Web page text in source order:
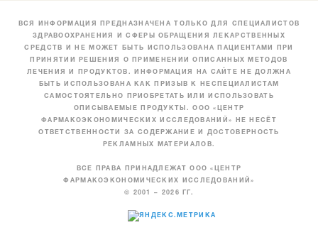
ВСЯ ИНФОРМАЦИЯ ПРЕДНАЗНАЧЕНА ТОЛЬКО ДЛЯ СПЕЦИАЛИСТОВ
ЗДРАВООХРАНЕНИЯ И СФЕРЫ ОБРАЩЕНИЯ ЛЕКАРСТВЕННЫХ
СРЕДСТВ И НЕ МОЖЕТ БЫТЬ ИСПОЛЬЗОВАНА ПАЦИЕНТАМИ ПРИ
ПРИНЯТИИ РЕШЕНИЯ О ПРИМЕНЕНИИ ОПИСАННЫХ МЕТОДОВ
ЛЕЧЕНИЯ И ПРОДУКТОВ. ИНФОРМАЦИЯ НА САЙТЕ НЕ ДОЛЖНА
БЫТЬ ИСПОЛЬЗОВАНА КАК ПРИЗЫВ К НЕСПЕЦИАЛИСТАМ
САМОСТОЯТЕЛЬНО ПРИОБРЕТАТЬ ИЛИ ИСПОЛЬЗОВАТЬ
ОПИСЫВАЕМЫЕ ПРОДУКТЫ. ООО «ЦЕНТР
ФАРМАКОЭКОНОМИЧЕСКИХ ИССЛЕДОВАНИЙ» НЕ НЕСЁТ
ОТВЕТСТВЕННОСТИ ЗА СОДЕРЖАНИЕ И ДОСТОВЕРНОСТЬ
РЕКЛАМНЫХ МАТЕРИАЛОВ.
ВСЕ ПРАВА ПРИНАДЛЕЖАТ ООО «ЦЕНТР
ФАРМАКОЭКОНОМИЧЕСКИХ ИССЛЕДОВАНИЙ»
© 2001 – 2026 ГГ.